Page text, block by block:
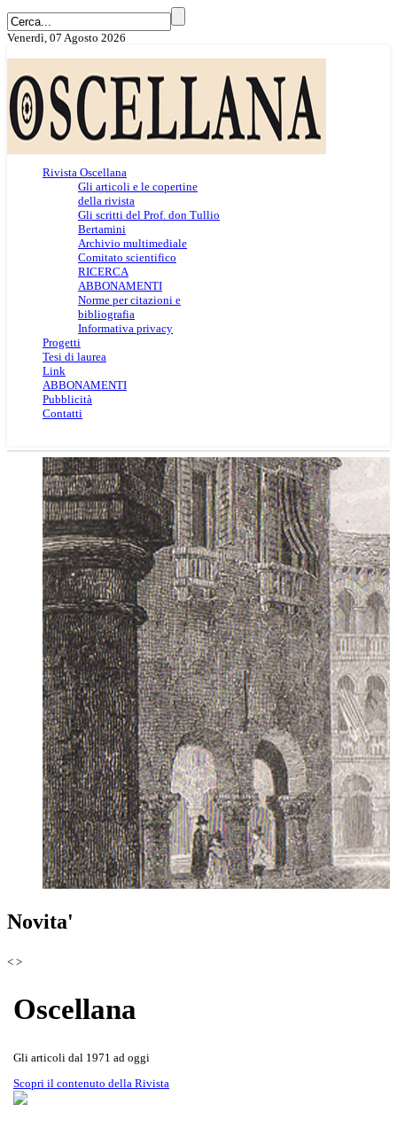
Venerdì, 07 Agosto 2026
Rivista Oscellana
Gli articoli e le copertine
della rivista
Gli scritti del Prof. don Tullio
Bertamini
Archivio multimediale
Comitato scientifico
RICERCA
ABBONAMENTI
Norme per citazioni e
bibliografia
Informativa privacy
Progetti
Tesi di laurea
Link
ABBONAMENTI
Pubblicità
Contatti
Rivista Oscellana
Scoprila attraverso le copertine
della Rivista
Novita'
< >
Oscellana
Gli articoli dal 1971 ad oggi
Scopri il contenuto della Rivista